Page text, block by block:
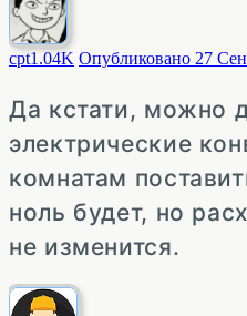
cpt1.04K Опубликовано 27
Да кстати, можно
электрические
комнатам
ноль будет, но
не изменится.